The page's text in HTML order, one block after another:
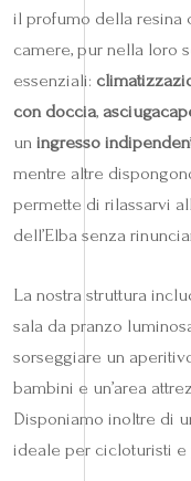
il profumo della resina
camere, pur nella loro
essenziali:
con doccia,
un ingresso
mentre altre
permette di rilassarvi
dell’Elba senza
La nostra struttura
sala da pranzo
sorseggiare un
bambini e un’area
Disponiamo inoltre di
ideale per cicloturisti e